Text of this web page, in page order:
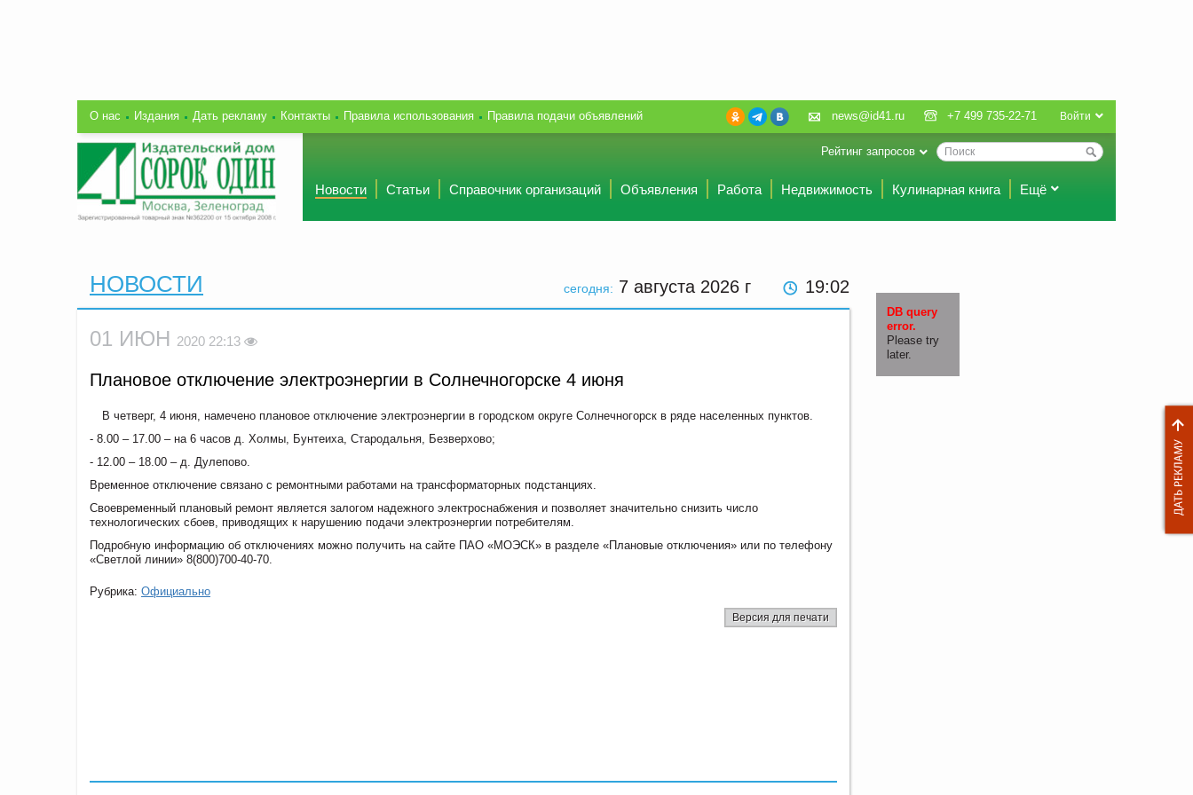
О нас Издания Дать рекламу Контакты Правила использования Правила подачи объявлений Войти
news@id41.ru +7 499 735-22-71
Рейтинг запросов
Новости Статьи Справочник организаций Объявления Работа Недвижимость Кулинарная книга Ещё
сегодня: 7 августа 2026 г 19:02
НОВОСТИ
01 ИЮН 2020 22:13
Плановое отключение электроэнергии в Солнечногорске 4 июня
В четверг, 4 июня, намечено плановое отключение электроэнергии в городском округе Солнечногорск в ряде населенных пунктов.
- 8.00 – 17.00 – на 6 часов д. Холмы, Бунтеиха, Стародальня, Безверхово;
- 12.00 – 18.00 – д. Дулепово.
Временное отключение связано с ремонтными работами на трансформаторных подстанциях.
Своевременный плановый ремонт является залогом надежного электроснабжения и позволяет значительно снизить число
технологических сбоев, приводящих к нарушению подачи электроэнергии потребителям.
Подробную информацию об отключениях можно получить на сайте ПАО «МОЭСК» в разделе «Плановые отключения» или по телефону
«Светлой линии» 8(800)700-40-70.
Рубрика: Официально
Версия для печати
DB query
error.
Please try
later.